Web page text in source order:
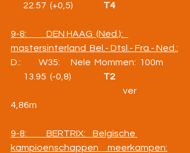
22.57  (+0,5) T4
9-8:           DEN HAAG  (Ned.):
mastersinterland  Bel.- Dtsl.- Fra.- Ned.:
D.:          W35:      Nele  Mommen:  100m
13.95  (-0,8) T2
ver
4,86m
9-8:           BERTRIX:    Belgische
kampioenschappen     meerkampen: